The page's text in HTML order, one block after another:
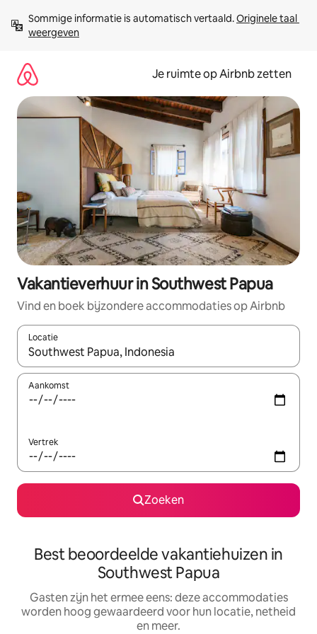
direct
naar
Sommige informatie is automatisch vertaald. Originele taal
weergeven
Je ruimte op Airbnb zetten
Vakantieverhuur in Southwest Papua
Vind en boek bijzondere accommodaties op Airbnb
Locatie
Wanneer er suggesties beschikbaar zijn, maak je een keuze
Aankomst
Vertrek
Zoeken
Best beoordeelde vakantiehuizen in
Southwest Papua
Gasten zijn het ermee eens: deze accommodaties
worden hoog gewaardeerd voor hun locatie, netheid
en meer.